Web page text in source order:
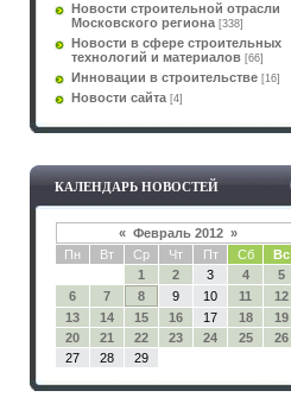
Новости строительной отрасли
Московского региона [338]
Новости в сфере строительных
технологий и материалов [66]
Инновации в строительстве [16]
Новости сайта [4]
КАЛЕНДАРЬ НОВОСТЕЙ
« Февраль 2012 »
Пн
Вт Ср Чт Пт Сб
Вс
1
2 3 4
5
6
7 8 9 10 11
12
13
14 15 16 17 18
19
20
21 22 23 24 25
26
27
28 29